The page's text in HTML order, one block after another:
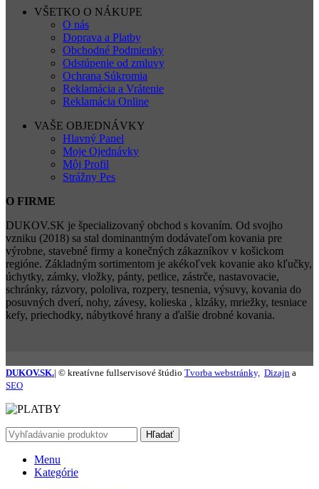
VŠETKO O NÁKUPE
O nás
Doprava a Platby
Obchodné Podmienky
Odstúpenie od zmluvy
Ochrana Súkromia
Reklamácia a Vrátenie
Reklamácia Online
VAŠE OBJEDNÁVKY
Hlavný Panel
Moje Ojednávky
Môj Profil
Strážny Pes
O FIRME
DUKOV.SK je špecializovaný obchod s kovaním. Od svojho
vzniku (2018) sa stal dominantným dodávateľom kovania pre
výrobne, stavebné firmy a konečných zákazníkov v košickom
regióne. Základným sortimentom je akékoľvek kovanie ako kľučky,
úchytky, zámky, vložky, pánty, petlice, zástrče, nastavovacie,
schránky, rázvory, pololiva, rozpery, tesnenia, výsuvy, kovania do
posuvných dverí, nohy, závesy, kolieska , klzáky, mriežky, tesniace
kefy, priechodky, nábytkové hrany a ďalšie drobné kovania.
DUKOV.SK.| © kreatívne fullservisové štúdio Tvorba webstránky, Dizajn a
SEO
Hľadať
Menu
Kategórie